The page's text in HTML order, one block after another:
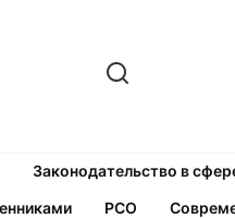
Законодательство в
РСО